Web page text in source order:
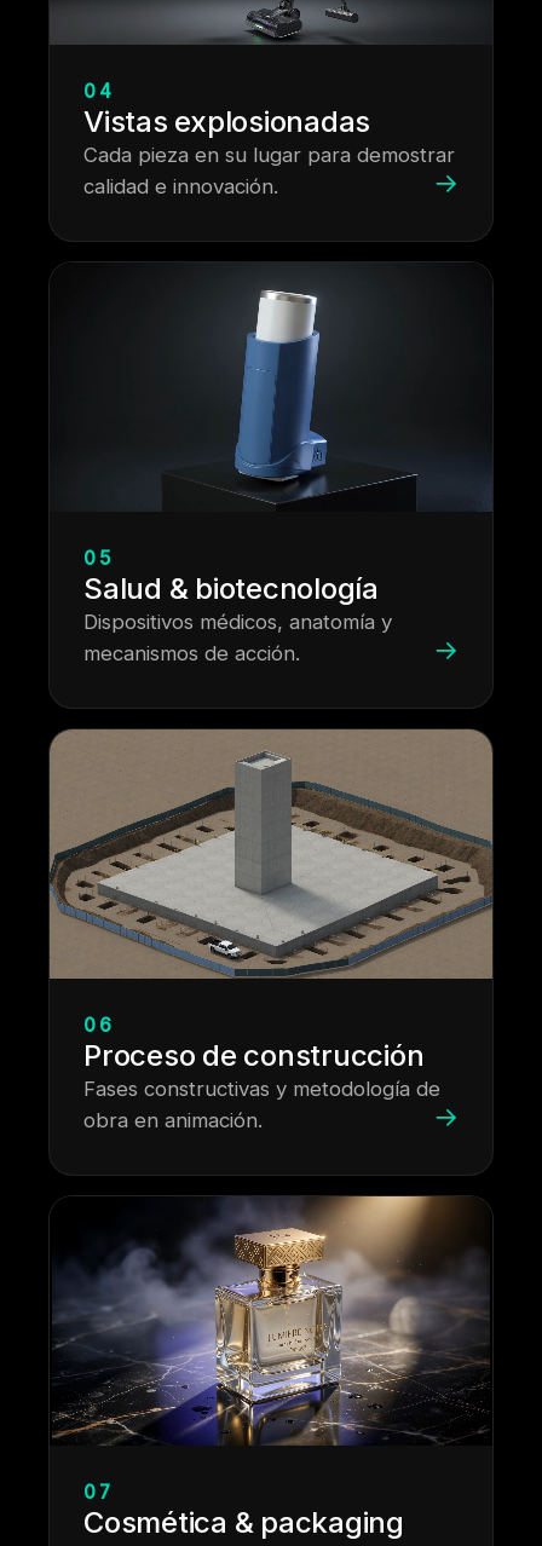
04
Vistas explosionadas
Cada pieza en su lugar para demostrar
calidad e innovación.
→
05
Salud & biotecnología
Dispositivos médicos, anatomía y
mecanismos de acción.
→
06
Proceso de construcción
Fases constructivas y metodología de
obra en animación.
→
07
Cosmética & packaging